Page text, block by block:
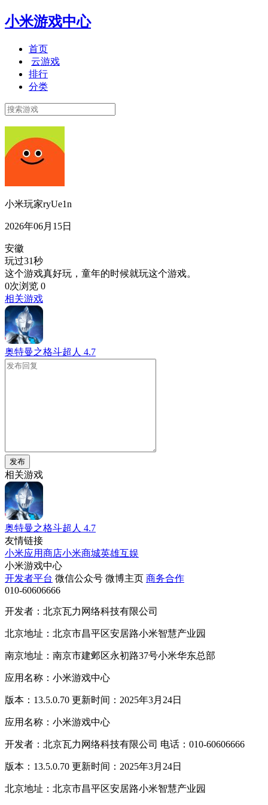
小米游戏中心
首页
云游戏
排行
分类
小米玩家ryUe1n
2026年06月15日
安徽
玩过31秒
这个游戏真好玩，童年的时候就玩这个游戏。
0次浏览 0
相关游戏
奥特曼之格斗超人 4.7
发布
相关游戏
奥特曼之格斗超人 4.7
友情链接
小米应用商店小米商城英雄互娱
小米游戏中心
开发者平台 微信公众号 微博主页 商务合作
010-60606666
开发者：北京瓦力网络科技有限公司
北京地址：北京市昌平区安居路小米智慧产业园
南京地址：南京市建邺区永初路37号小米华东总部
应用名称：小米游戏中心
版本：13.5.0.70 更新时间：2025年3月24日
应用名称：小米游戏中心
开发者：北京瓦力网络科技有限公司 电话：010-60606666
版本：13.5.0.70 更新时间：2025年3月24日
北京地址：北京市昌平区安居路小米智慧产业园